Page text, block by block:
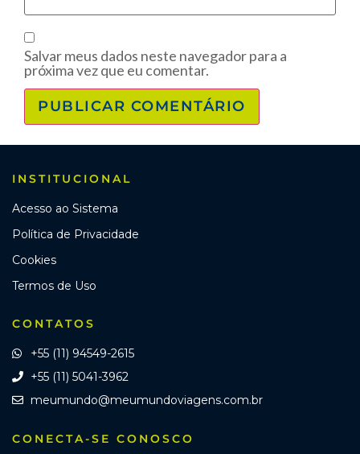
Salvar meus dados neste navegador para a
próxima vez que eu comentar.
INSTITUCIONAL
Acesso ao Sistema
Política de Privacidade
Cookies
Termos de Uso
CONTATOS
+55 (11) 94549-2615
+55 (11) 5041-3962
meumundo@meumundoviagens.com.br
CONECTA-SE CONOSCO